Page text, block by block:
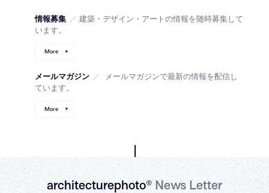
情報募集 ／ 建築・デザイン・アートの情報を随時募集して
います。
More
メールマガジン ／
メールマガジンで最新の情報を配信し
ています。
More
architecturephoto®News Letter